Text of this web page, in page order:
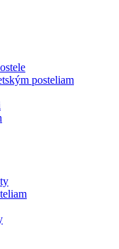
posteliam